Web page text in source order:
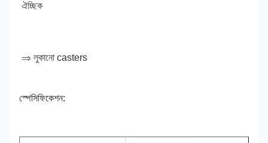
ঐচ্ছিক
⇒ লুকানো casters
স্পেসিফিকেশন: